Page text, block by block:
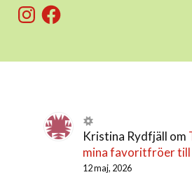
InstagramFacebook
Kristina Rydfjäll om
mina favoritfröer till
12 maj, 2026